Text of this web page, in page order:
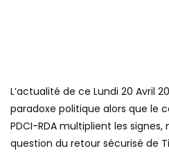
L’actualité de ce Lundi 20 Avril
paradoxe politique alors que le
PDCI-RDA multiplient les
question du retour sécurisé de